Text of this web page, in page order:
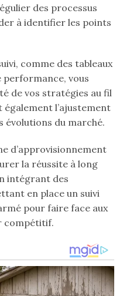
des processus
à identifier les points
comme des tableaux
performance, vous
de vos stratégies au fil
l’ajustement
évolutions du marché.
d’approvisionnement
la réussite à long
intégrant des
en place un suivi
pour faire face aux
compétitif.